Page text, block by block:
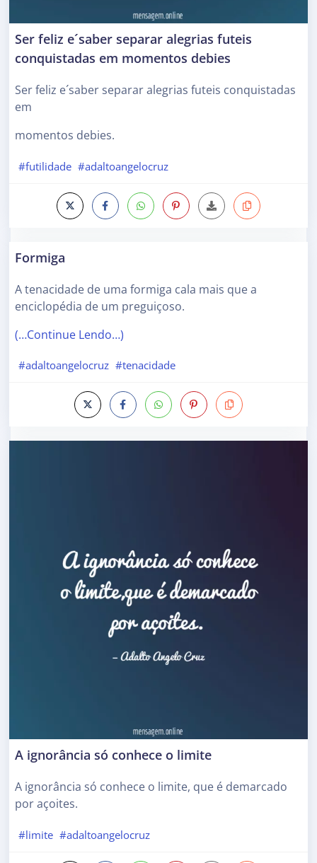
Ser feliz e´saber separar alegrias futeis
conquistadas em momentos debies
Ser feliz e´saber separar alegrias futeis conquistadas
em
momentos debies.
#futilidade #adaltoangelocruz
Formiga
A tenacidade de uma formiga cala mais que a
enciclopédia de um preguiçoso.
(…Continue Lendo…)
#adaltoangelocruz #tenacidade
A ignorância só conhece o limite
A ignorância só conhece o limite, que é demarcado
por açoites.
#limite #adaltoangelocruz